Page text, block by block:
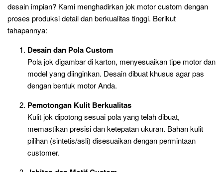
desain impian? Kami menghadirkan jok motor custom dengan
proses produksi detail dan berkualitas tinggi. Berikut
tahapannya:
Desain dan Pola Custom
Pola jok digambar di karton, menyesuaikan tipe motor dan
model yang diinginkan. Desain dibuat khusus agar pas
dengan bentuk motor Anda.
Pemotongan Kulit Berkualitas
Kulit jok dipotong sesuai pola yang telah dibuat,
memastikan presisi dan ketepatan ukuran. Bahan kulit
pilihan (sintetis/asli) disesuaikan dengan permintaan
customer.